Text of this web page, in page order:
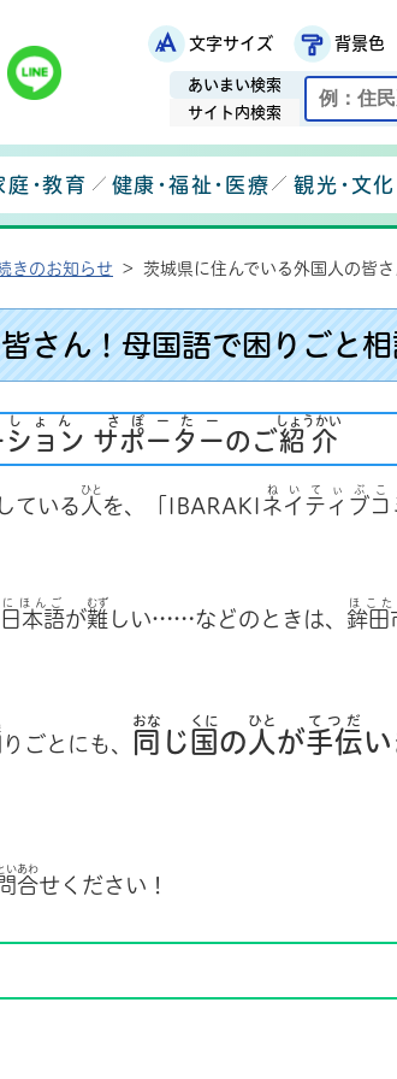
鉾田市役所ホームページ文字サイズ 背景色
あいまい検索
サイト内検索
ガジン
鉾田市公式Instagram
鉾田市公式Facebook
鉾田市公式LINE
庭・教育 健康・福祉・医療 観光・文
きのお知らせ > 茨城県に住んでいる外国人の皆
さん！母国語で困りごと相
ョン サポーター
ょん さぽーたー
のご紹介
しょうかい
している 人
ひと
を、「IBARAKI ネイティブ
ねいてぃぶ
日本語
にほんご
が難
むず
しい……などのときは、 鉾田
ほこた
りごとにも、 同
おな
じ 国
くに
の 人
ひと
が手伝
てつだ
い
合
いあわ
せください！